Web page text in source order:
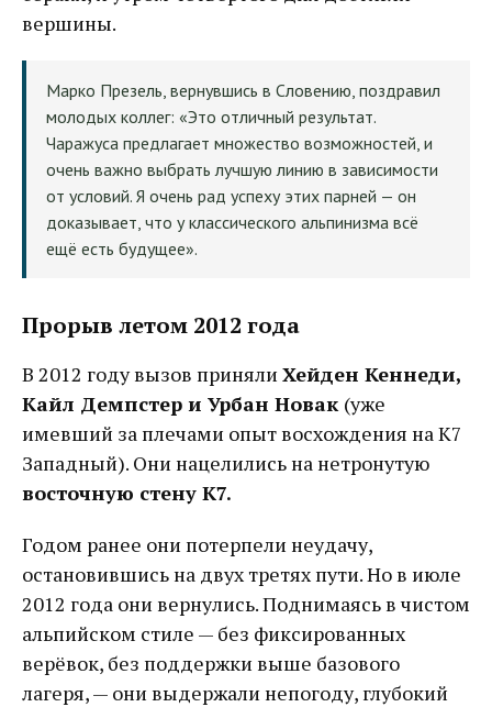
вершины.
Марко Презель, вернувшись в Словению, поздравил
молодых коллег: «Это отличный результат.
Чаражуса предлагает множество возможностей, и
очень важно выбрать лучшую линию в зависимости
от условий. Я очень рад успеху этих парней — он
доказывает, что у классического альпинизма всё
ещё есть будущее».
Прорыв летом 2012 года
В 2012 году вызов приняли Хейден Кеннеди,
Кайл Демпстер и Урбан Новак (уже
имевший за плечами опыт восхождения на К7
Западный). Они нацелились на нетронутую
восточную стену К7.
Годом ранее они потерпели неудачу,
остановившись на двух третях пути. Но в июле
2012 года они вернулись. Поднимаясь в чистом
альпийском стиле — без фиксированных
верёвок, без поддержки выше базового
лагеря, — они выдержали непогоду, глубокий